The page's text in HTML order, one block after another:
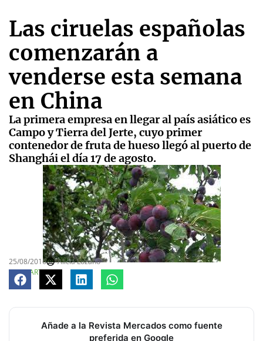
Las ciruelas españolas
comenzarán a
venderse esta semana
en China
La primera empresa en llegar al país asiático es
Campo y Tierra del Jerte, cuyo primer
contenedor de fruta de hueso llegó al puerto de
Shanghái el día 17 de agosto.
25/08/2016
Alicia Lozano
COMPARTE
Añade a la Revista Mercados como fuente
preferida en Google